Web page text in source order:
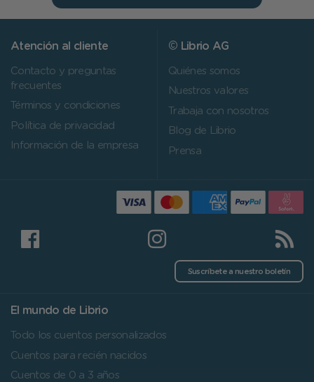
Atención al cliente
Contacto y preguntas
frecuentes
Términos y condiciones
Política de privacidad
Información de la empresa
© Librio AG
Quiénes somos
Nuestros valores
Trabaja con nosotros
Blog de Librio
Prensa
Suscríbete a nuestro boletín
El mundo de Librio
Todo los cuentos personalizados
Cuentos para recién nacidos
Cuentos de 0 a 3 años